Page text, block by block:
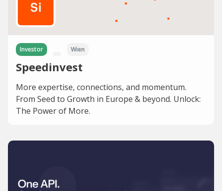
Investor Wien
Speedinvest
More expertise, connections, and momentum.
From Seed to Growth in Europe & beyond. Unlock:
The Power of More.